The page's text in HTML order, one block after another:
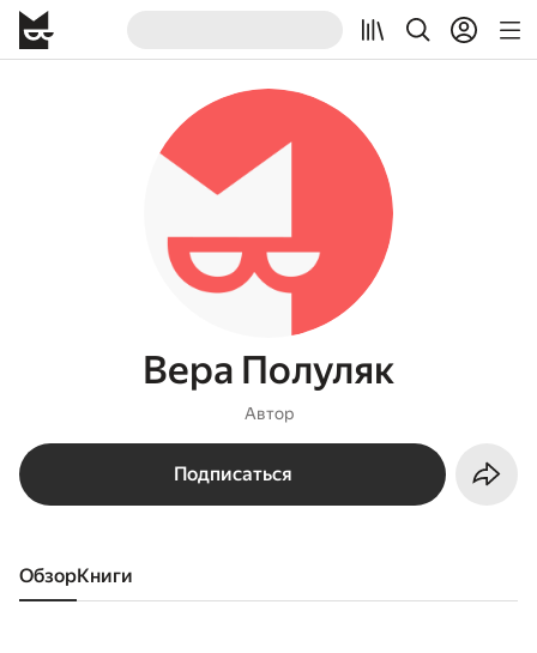
Вера Полуляк
Автор
Подписаться
Обзор книги